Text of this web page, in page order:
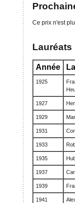
Ce prix n'est
Lauréats
Année
1925
1927
1929
1931
1933
1935
1937
1939
1941